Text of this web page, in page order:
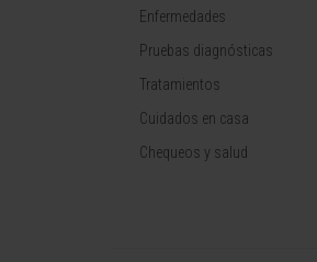
Enfermedades
Pruebas diagnósticas
Tratamientos
Cuidados en casa
Chequeos y salud